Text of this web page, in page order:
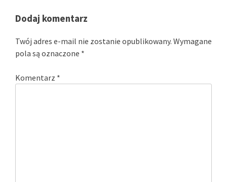
Dodaj komentarz
Twój adres e-mail nie zostanie opublikowany. Wymagane
pola są oznaczone *
Komentarz *